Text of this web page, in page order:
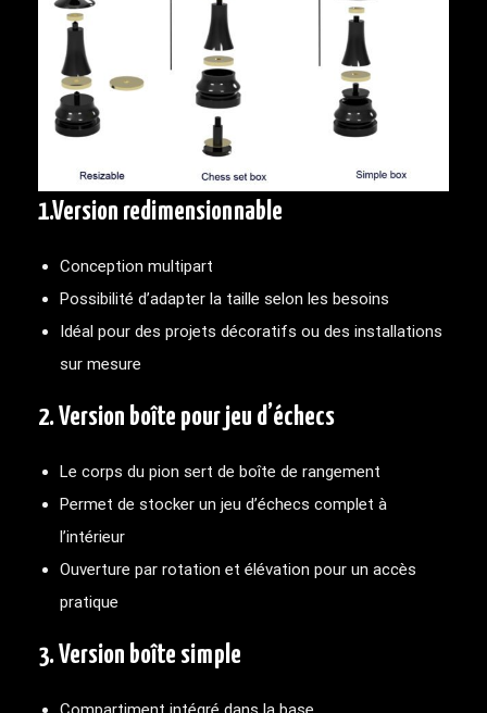
1.Version redimensionnable
Conception multipart
Possibilité d’adapter la taille selon les besoins
Idéal pour des projets décoratifs ou des installations
sur mesure
2. Version boîte pour jeu d’échecs
Le corps du pion sert de boîte de rangement
Permet de stocker un jeu d’échecs complet à
l’intérieur
Ouverture par rotation et élévation pour un accès
pratique
3. Version boîte simple